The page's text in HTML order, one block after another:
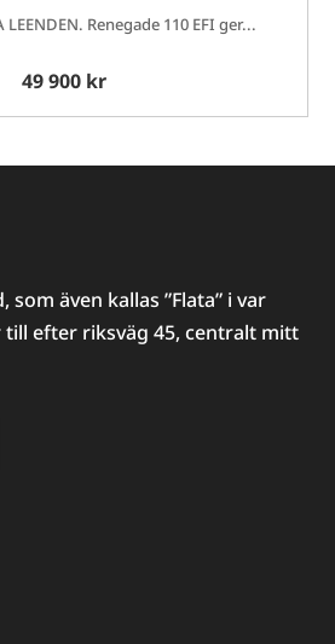
LEENDEN. Renegade 110 EFI ger...
49 900 kr
även kallas ”Flata” i var
till efter riksväg 45, centralt mitt